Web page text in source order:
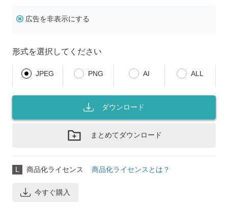
広告を非表示にする
形式を選択してください
JPEG PNG AI ALL
ダウンロード
まとめてダウンロード
L 商品化ライセンス 商品化ライセンスとは？
今すぐ購入